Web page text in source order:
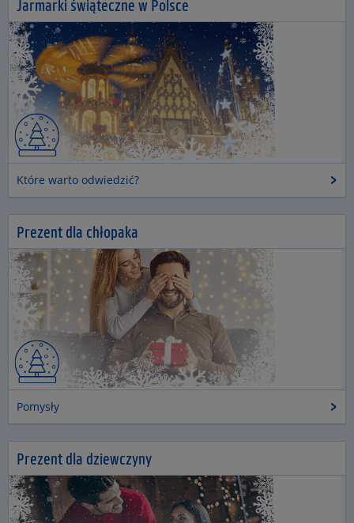
Jarmarki świąteczne w Polsce
Które warto odwiedzić?
Prezent dla chłopaka
Pomysły
Prezent dla dziewczyny